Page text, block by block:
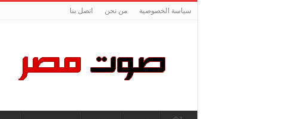
سياسة الخصوصية من نحن اتصل بنا